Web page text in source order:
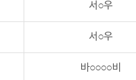
서○우
서○우
바○○○○비